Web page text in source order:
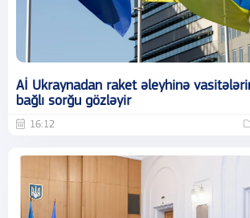
Aİ Ukraynadan raket əleyhinə
bağlı sorğu gözləyir
16:12